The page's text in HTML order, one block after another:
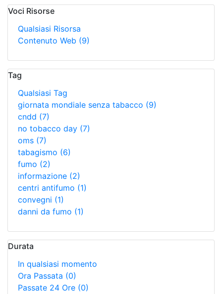
Voci Risorse
Qualsiasi Risorsa
Contenuto Web (9)
Tag
Qualsiasi Tag
giornata mondiale senza tabacco (9)
cndd (7)
no tobacco day (7)
oms (7)
tabagismo (6)
fumo (2)
informazione (2)
centri antifumo (1)
convegni (1)
danni da fumo (1)
Durata
In qualsiasi momento
Ora Passata (0)
Passate 24 Ore (0)